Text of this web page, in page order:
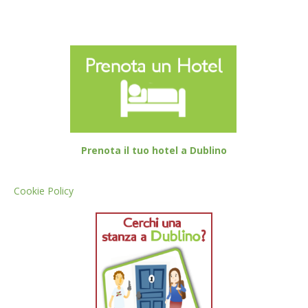
Prenota il tuo hotel a Dublino
Cookie Policy